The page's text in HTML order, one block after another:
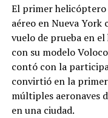
El primer helicóptero
aéreo en Nueva
vuelo de prueba en
con su modelo
contó con la
convirtió en la
múltiples aeronaves
en una ciudad.